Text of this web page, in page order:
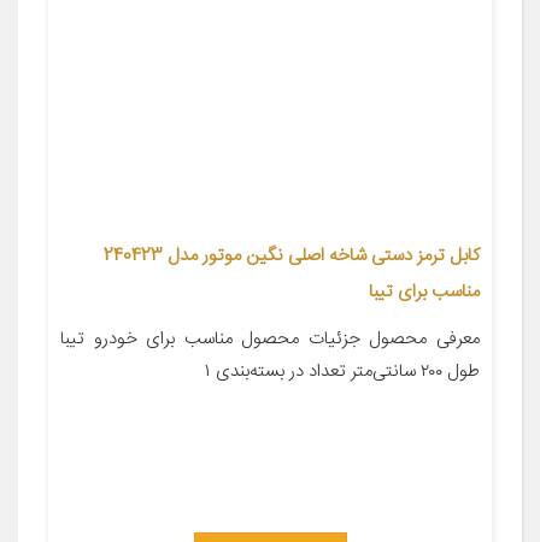
کابل ترمز دستی شاخه اصلی نگین موتور مدل 240423
مناسب برای تیبا
معرفی محصول جزئیات محصول مناسب برای خودرو تیبا
طول ۲۰۰ سانتی‌متر تعداد در بسته‌بندی ۱